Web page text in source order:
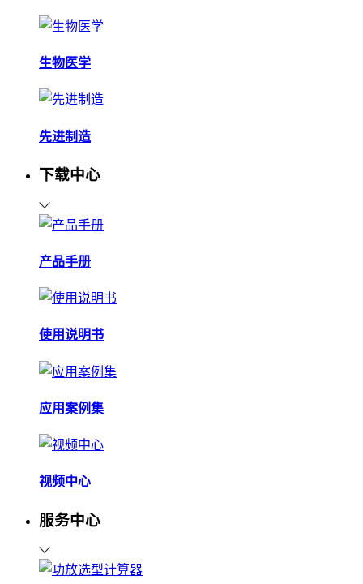
生物医学
先进制造
下载中心
产品手册
使用说明书
应用案例集
视频中心
服务中心